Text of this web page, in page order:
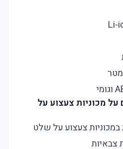
על מכוניות צעצוע על
צעצוע על שלט
צבאיות